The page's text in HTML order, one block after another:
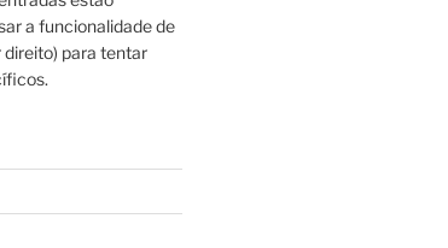
a funcionalidade de
direito) para tentar